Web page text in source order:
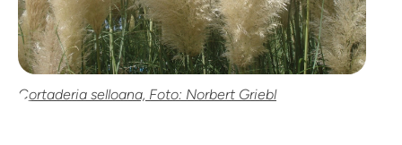
Cortaderia selloana, Foto: Norbert Griebl